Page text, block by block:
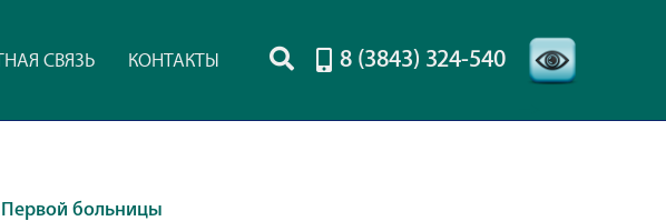
СВЯЗЬ КОНТАКТЫ 8 (3843) 324-540
Первой больницы